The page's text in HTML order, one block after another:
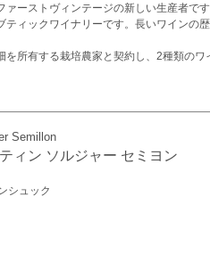
ァーストヴィンテージの新しい生産者で
ティックワイナリーです。長いワインの
所有する栽培農家と契約し、2種類のワ
Semillon
ィン ソルジャー セミヨン
シュック